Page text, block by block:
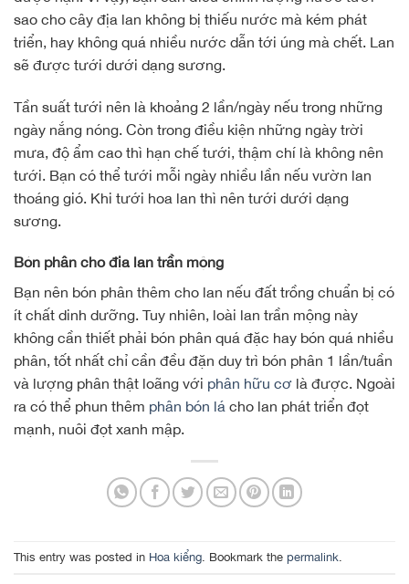
sao cho cây địa lan không bị thiếu nước mà kém phát
triển, hay không quá nhiều nước dẫn tới úng mà chết. Lan
sẽ được tưới dưới dạng sương.
Tần suất tưới nên là khoảng 2 lần/ngày nếu trong những
ngày nắng nóng. Còn trong điều kiện những ngày trời
mưa, độ ẩm cao thì hạn chế tưới, thậm chí là không nên
tưới. Bạn có thể tưới mỗi ngày nhiều lần nếu vườn lan
thoáng gió. Khi tưới hoa lan thì nên tưới dưới dạng
sương.
Bón phân cho địa lan trần mộng
Bạn nên bón phân thêm cho lan nếu đất trồng chuẩn bị có
ít chất dinh dưỡng. Tuy nhiên, loài lan trần mộng này
không cần thiết phải bón phân quá đặc hay bón quá nhiều
phân, tốt nhất chỉ cần đều đặn duy trì bón phân 1 lần/tuần
và lượng phân thật loãng với phân hữu cơ là được. Ngoài
ra có thể phun thêm phân bón lá cho lan phát triển đọt
mạnh, nuôi đọt xanh mập.
This entry was posted in Hoa kiểng . Bookmark the permalink